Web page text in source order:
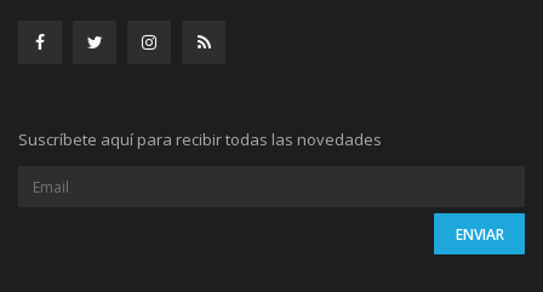
Suscríbete aquí para recibir todas las novedades